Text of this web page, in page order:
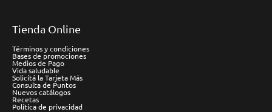
Tienda Online
Términos y condiciones
Bases de promociones
Medios de Pago
Vida saludable
Solicitá la Tarjeta Más
Consulta de Puntos
Nuevos catálogos
Recetas
Política de privacidad